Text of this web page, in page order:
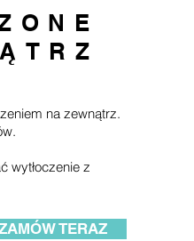
na zewnątrz.
wytłoczenie z
TERAZ